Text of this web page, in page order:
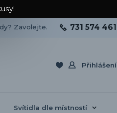
Přihlášení
Zavolejte. 731 574 461
Svítidla dle místností